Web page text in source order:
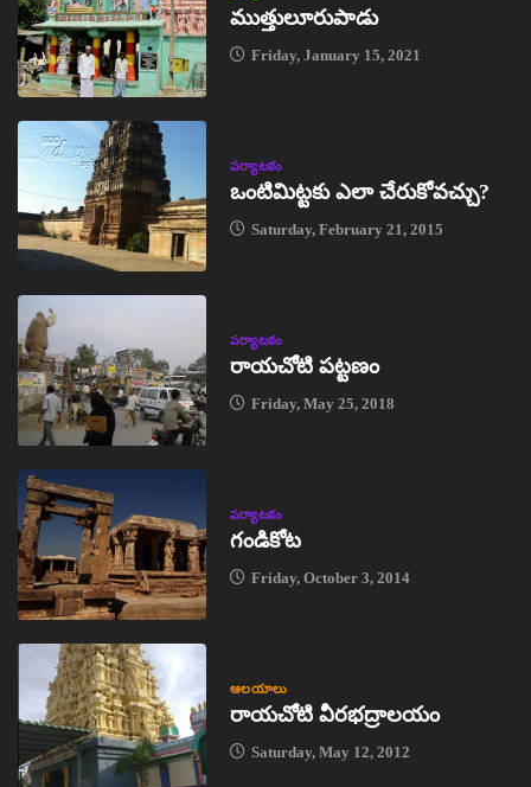
ముత్తులూరుపాడు
Friday, January 15, 2021
పర్యాటకం
ఒంటిమిట్టకు ఎలా చేరుకోవచ్చు?
Saturday, February 21, 2015
పర్యాటకం
రాయచోటి పట్టణం
Friday, May 25, 2018
పర్యాటకం
గండికోట
Friday, October 3, 2014
ఆలయాలు
రాయచోటి వీరభద్రాలయం
Saturday, May 12, 2012